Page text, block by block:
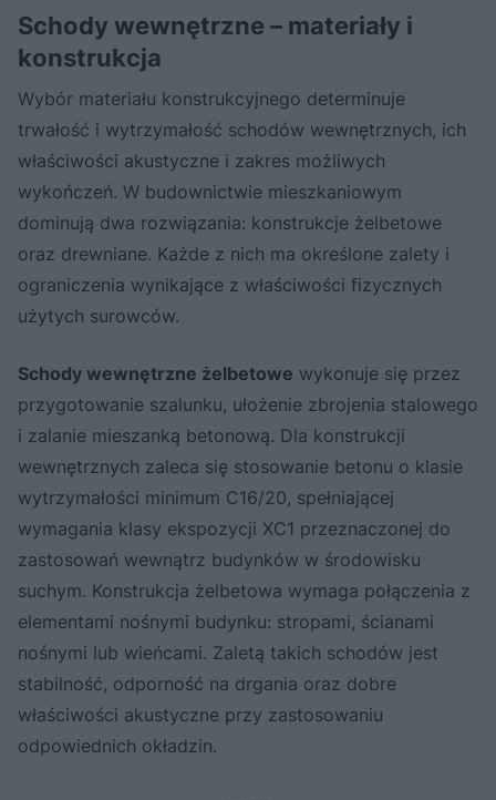
Schody wewnętrzne – materiały i
konstrukcja
Wybór materiału konstrukcyjnego determinuje
trwałość i wytrzymałość schodów wewnętrznych, ich
właściwości akustyczne i zakres możliwych
wykończeń. W budownictwie mieszkaniowym
dominują dwa rozwiązania: konstrukcje żelbetowe
oraz drewniane. Każde z nich ma określone zalety i
ograniczenia wynikające z właściwości fizycznych
użytych surowców.
Schody wewnętrzne żelbetowe wykonuje się przez
przygotowanie szalunku, ułożenie zbrojenia stalowego
i zalanie mieszanką betonową. Dla konstrukcji
wewnętrznych zaleca się stosowanie betonu o klasie
wytrzymałości minimum C16/20, spełniającej
wymagania klasy ekspozycji XC1 przeznaczonej do
zastosowań wewnątrz budynków w środowisku
suchym. Konstrukcja żelbetowa wymaga połączenia z
elementami nośnymi budynku: stropami, ścianami
nośnymi lub wieńcami. Zaletą takich schodów jest
stabilność, odporność na drgania oraz dobre
właściwości akustyczne przy zastosowaniu
odpowiednich okładzin.